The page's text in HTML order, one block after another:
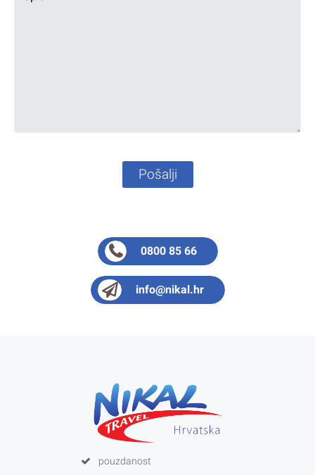
Pošalji
0800 85 66
info@nikal.hr
pouzdanost